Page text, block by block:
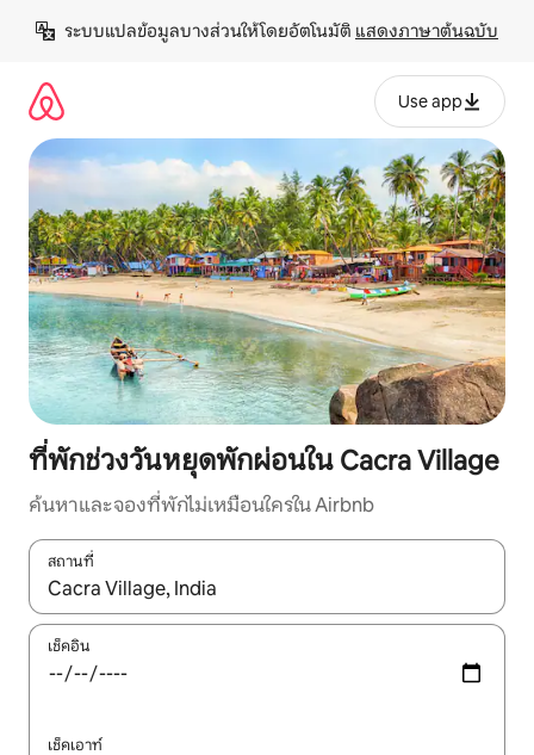
เนื้อหา
ระบบแปลข้อมูลบางส่วนให้โดยอัตโนมัติ แสดงภาษาต้นฉบับ
Use app
ที่พักช่วงวันหยุดพักผ่อนใน Cacra Village
ค้นหาและจองที่พักไม่เหมือนใครใน Airbnb
สถานที่
ใช้ลูกศรขึ้นลง หรือใช้การสัมผัสหรือปัด เพื่อสำรวจผลการค้นหา
เช็คอิน
เช็คเอาท์